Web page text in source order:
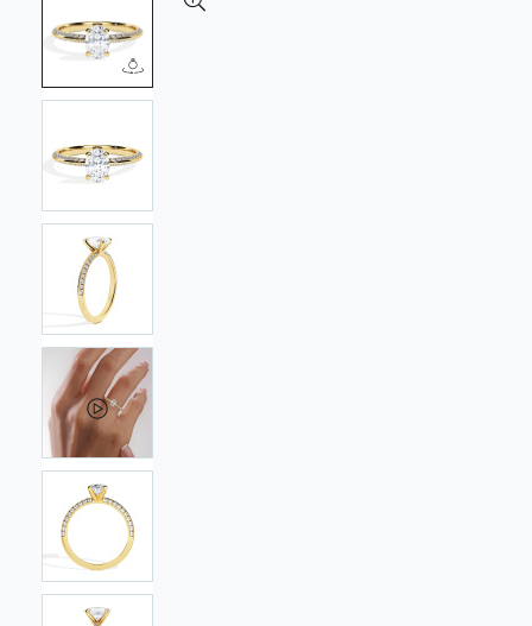
der
Bildgalerie
springen